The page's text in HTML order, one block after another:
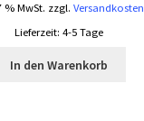
% MwSt. zzgl.Versandkosten
Lieferzeit:4-5 Tage
In den Warenkorb